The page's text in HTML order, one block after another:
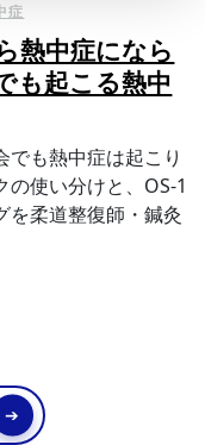
症
熱中症になら
も起こる熱中
でも熱中症は起こり
の使い分けと、OS-1
を柔道整復師・鍼灸